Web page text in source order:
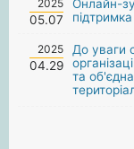
2025
05.07
Онлайн-
2025
04.29
До уваги
та